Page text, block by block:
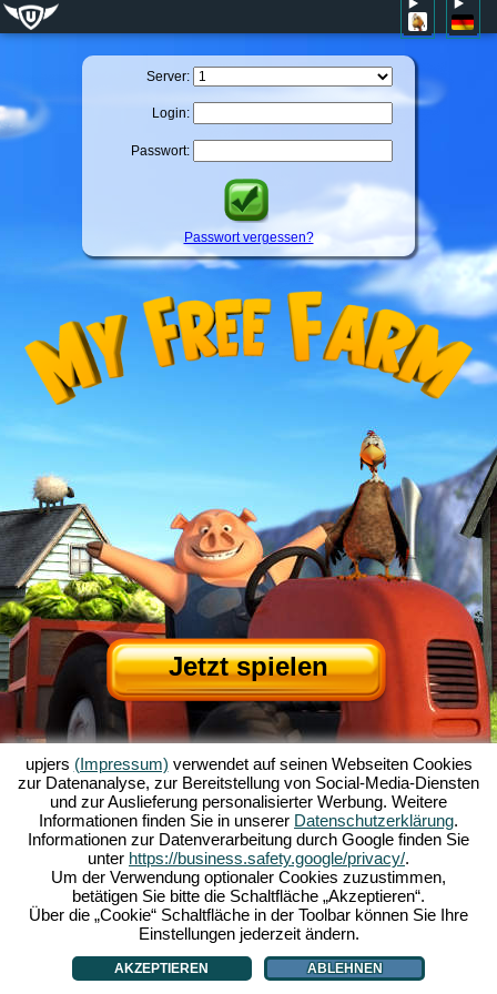
Server:
Login:
Passwort:
Passwort vergessen?
Jetzt spielen
Über My Free Farm |Die Story zum Browserspiel Die Features|AGB |
Impressum |Datenschutzerklärung|Regeln|Forum|Support|Spielinfo
My Free Farm 2 App|Google Play| App Store|
Browsergames - Upjers.com|Cookies verwalten
upjers (Impressum) verwendet auf seinen Webseiten Cookies
zur Datenanalyse, zur Bereitstellung von Social-Media-Diensten
und zur Auslieferung personalisierter Werbung. Weitere
Informationen finden Sie in unserer Datenschutzerklärung.
Informationen zur Datenverarbeitung durch Google finden Sie
unter https://business.safety.google/privacy/.
Um der Verwendung optionaler Cookies zuzustimmen,
betätigen Sie bitte die Schaltfläche „Akzeptieren“.
Über die „Cookie“ Schaltfläche in der Toolbar können Sie Ihre
Einstellungen jederzeit ändern.
AKZEPTIEREN ABLEHNEN